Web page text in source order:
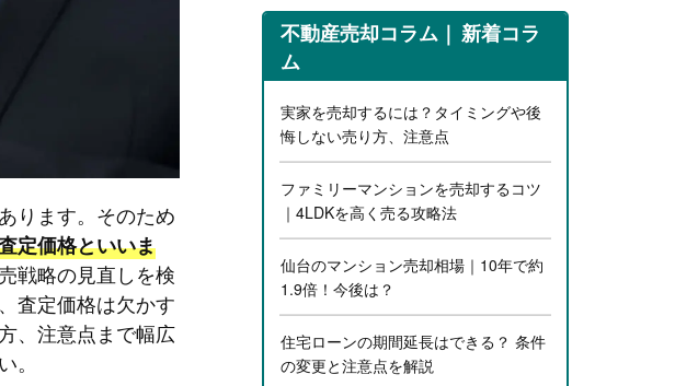
ります。そのため
定価格といいま
戦略の見直しを検
査定価格は欠かす
、注意点まで幅広
不動産売却コラム
新着コラ
ム
実家を売却するには？タイミングや後
悔しない売り方、注意点
ファミリーマンションを売却するコツ
｜4LDKを高く売る攻略法
仙台のマンション売却相場｜10年で約
1.9倍！今後は？
住宅ローンの期間延長はできる？ 条件
の変更と注意点を解説